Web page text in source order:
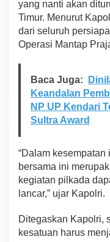
a
d
S
e
n
t
a
d
a
i
m
yang nanti akan
Timur. Menurut
dari seluruh
Operasi Mantap
Baca Juga:
Keandalan
NP UP Kendari
Sultra Award
“Dalam
bersama ini
kegiatan pilkada
lancar,” ujar Kapolri.
Ditegaskan Kapolri,
kesatuan harus